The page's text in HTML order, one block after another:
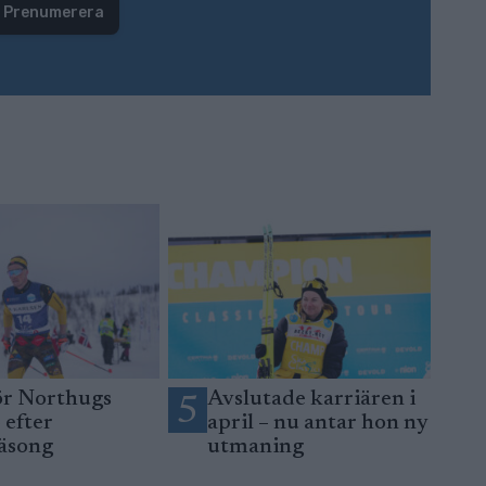
Prenumerera
Northugs
efter
5 Avslutade karriären i
april – nu antar hon ny
utmaning